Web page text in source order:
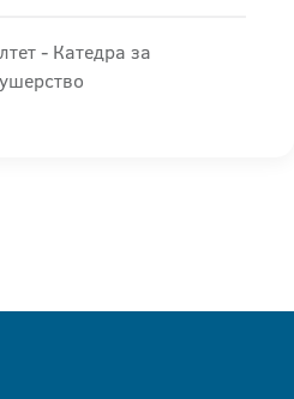
- Катедра за